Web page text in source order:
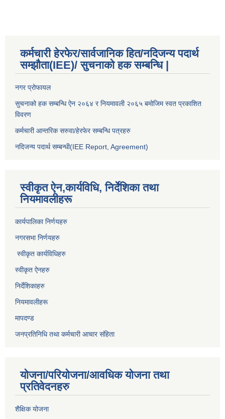
कर्मचारी हेरफेर/सार्वजानिक हित/नदिजन्य पदार्थ
सम्झौता(IEE)/ सुचनाको हक सम्बन्धि |
नगर प्रोफायल
सुचनाको हक सम्बन्धि ऐन २०६४ र नियमावली २०६५ बमोजिम स्वत प्रकाशित
विवरण
कर्मचारी आन्तरिक सरुवा/हेरफेर सम्बन्धि पत्रहरु
नदिजन्य पदार्थ सम्बन्धी(IEE Report, Agreement)​
स्वीकृत ऐन,कार्यविधि, निर्देशिका तथा
नियमावलीहरू
कार्यपालिका निर्णयहरु
नगरसभा निर्णयहरु
स्वीकृत कार्यविधिहरु
स्वीकृत ऐनहरु
निर्देशिकाहरु
नियमावलीहरू
मापदण्ड
जनप्रतिनिधि तथा कर्मचारी आचार संहिता
योजना/परियोजना/आवधिक योजना तथा
प्रतिवेदनहरु
शैक्षिक योजना